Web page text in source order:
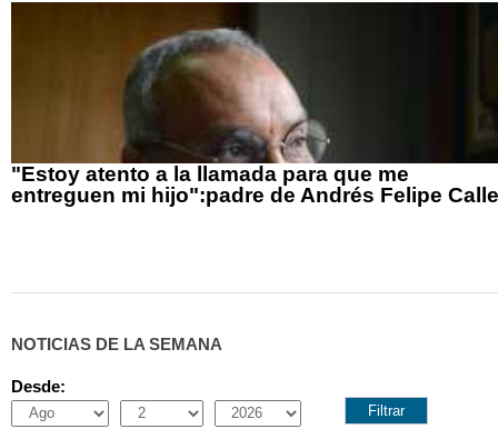
"Estoy atento a la llamada para que me
entreguen mi hijo":padre de Andrés Felipe Calle
NOTICIAS DE LA SEMANA
Desde:
Month
Day Year